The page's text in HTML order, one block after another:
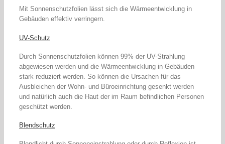
Mit Sonnenschutzfolien lässt sich die Wärmeentwicklung in
Gebäuden effektiv verringern.
UV-Schutz
Durch Sonnenschutzfolien können 99% der UV-Strahlung
abgewiesen werden und die Wärmeentwicklung in Gebäuden
stark reduziert werden. So können die Ursachen für das
Ausbleichen der Wohn- und Büroeinrichtung gesenkt werden
und natürlich auch die Haut der im Raum befindlichen Personen
geschützt werden.
Blendschutz